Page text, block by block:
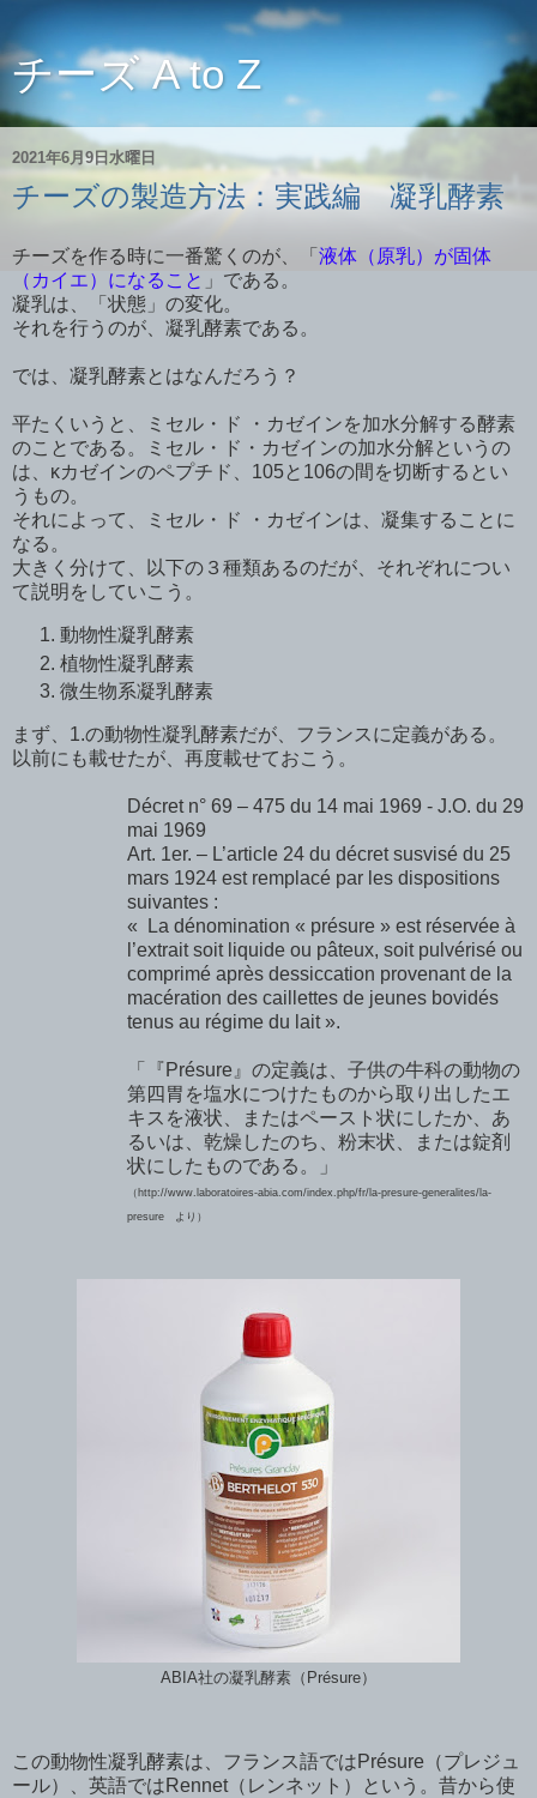
チーズ A to Z
2021年6月9日水曜日
チーズの製造方法：実践編 凝乳酵素
チーズを作る時に一番驚くのが、「 液体（原乳）が固体
（カイエ）になること 」である。
凝乳は、「状態」の変化。
それを行うのが、凝乳酵素である。
では、凝乳酵素とはなんだろう？
平たくいうと、ミセル・ド ・カゼインを加水分解する酵素
のことである。ミセル・ド・カゼインの加水分解というの
は、κカゼインのペプチド、105と106の間を切断するとい
うもの。
それによって、ミセル・ド ・カゼインは、凝集することに
なる。
大きく分けて、以下の３種類あるのだが、それぞれについ
て説明をしていこう。
動物性凝乳酵素
植物性凝乳酵素
微生物系凝乳酵素
まず、1.の動物性凝乳酵素だが、フランスに定義がある。
以前にも載せたが、再度載せておこう。
Décret n° 69 – 475 du 14 mai 1969 - J.O. du 29
mai 1969
Art. 1er. – L’article 24 du décret susvisé du 25
mars 1924 est remplacé par les dispositions
suivantes :
« La dénomination « présure » est réservée à
l’extrait soit liquide ou pâteux, soit pulvérisé ou
comprimé après dessiccation provenant de la
macération des caillettes de jeunes bovidés
tenus au régime du lait ».
「 『Présure 』 の定義は、子供の牛科の動物の
第四胃を塩水につけたものから取り出したエ
キスを液状、またはペースト状にしたか、あ
るいは
乾燥したのち、粉末状、または錠剤
状にしたものである。」
（ http://www.laboratoires-abia.com/index.php/fr/la-presure-generalites/la-
presure より）
ABIA社の凝乳酵素（Présure）
この動物性凝乳酵素は、フランス語ではPrésure（プレジュ
ール）、英語ではRennet（レンネット）という。昔から使